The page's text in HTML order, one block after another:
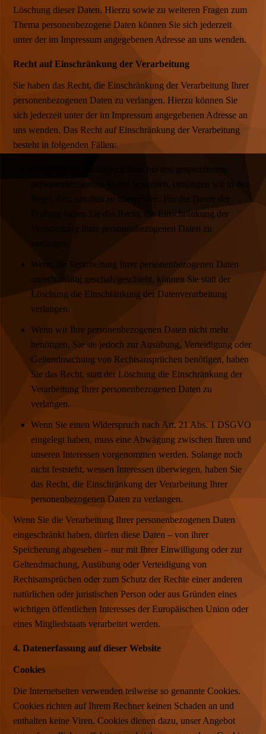
Löschung dieser Daten. Hierzu sowie zu weiteren Fragen zum
Thema personenbezogene Daten können Sie sich jederzeit
unter der im Impressum angegebenen Adresse an uns wenden.
Recht auf Einschränkung der Verarbeitung
Sie haben das Recht, die Einschränkung der Verarbeitung Ihrer
personenbezogenen Daten zu verlangen. Hierzu können Sie
sich jederzeit unter der im Impressum angegebenen Adresse an
uns wenden. Das Recht auf Einschränkung der Verarbeitung
besteht in folgenden Fällen:
Wenn Sie die Richtigkeit Ihrer bei uns gespeicherten
personenbezogenen Daten bestreiten, benötigen wir in der
Regel Zeit, um dies zu überprüfen. Für die Dauer der
Prüfung haben Sie das Recht, die Einschränkung der
Verarbeitung Ihrer personenbezogenen Daten zu
Wenn die Verarbeitung Ihrer personenbezogenen Daten
unrechtmäßig geschah/geschieht, können Sie statt der
Löschung die Einschränkung der Datenverarbeitung
verlangen.
Wenn wir Ihre personenbezogenen Daten nicht mehr
benötigen, Sie sie jedoch zur Ausübung, Verteidigung oder
Geltendmachung von Rechtsansprüchen benötigen, haben
Sie das Recht, statt der Löschung die Einschränkung der
Verarbeitung Ihrer personenbezogenen Daten zu
verlangen.
Wenn Sie einen Widerspruch nach Art. 21 Abs. 1 DSGVO
eingelegt haben, muss eine Abwägung zwischen Ihren und
unseren Interessen vorgenommen werden. Solange noch
nicht feststeht, wessen Interessen überwiegen, haben Sie
das Recht, die Einschränkung der Verarbeitung Ihrer
personenbezogenen Daten zu verlangen.
Wenn Sie die Verarbeitung Ihrer personenbezogenen Daten
eingeschränkt haben, dürfen diese Daten – von ihrer
Speicherung abgesehen – nur mit Ihrer Einwilligung oder zur
Geltendmachung, Ausübung oder Verteidigung von
Rechtsansprüchen oder zum Schutz der Rechte einer anderen
natürlichen oder juristischen Person oder aus Gründen eines
wichtigen öffentlichen Interesses der Europäischen Union oder
eines Mitgliedstaats verarbeitet werden.
4. Datenerfassung auf dieser Website
Cookies
Die Internetseiten verwenden teilweise so genannte Cookies.
Cookies richten auf Ihrem Rechner keinen Schaden an und
enthalten keine Viren. Cookies dienen dazu, unser Angebot